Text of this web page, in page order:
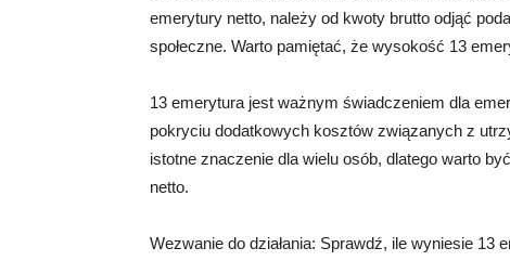
emerytury netto, należy od kwoty brutto odjąć
społeczne. Warto pamiętać, że wysokość 13
13 emerytura jest ważnym świadczeniem dla
pokryciu dodatkowych kosztów związanych z
istotne znaczenie dla wielu osób, dlatego warto
netto.
Wezwanie do działania: Sprawdź, ile wyniesie